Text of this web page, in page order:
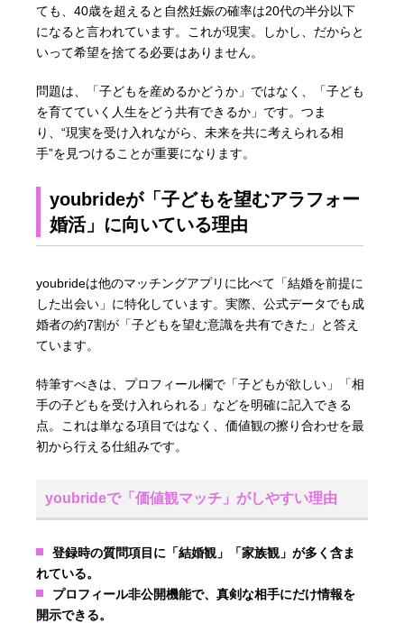
ても、40歳を超えると自然妊娠の確率は20代の半分以下
になると言われています。これが現実。しかし、だからと
いって希望を捨てる必要はありません。
問題は、「子どもを産めるかどうか」ではなく、「子ども
を育てていく人生をどう共有できるか」です。つま
り、“現実を受け入れながら、未来を共に考えられる相
手”を見つけることが重要になります。
youbrideが「子どもを望むアラフォー
婚活」に向いている理由
youbrideは他のマッチングアプリに比べて「結婚を前提に
した出会い」に特化しています。実際、公式データでも成
婚者の約7割が「子どもを望む意識を共有できた」と答え
ています。
特筆すべきは、プロフィール欄で「子どもが欲しい」「相
手の子どもを受け入れられる」などを明確に記入できる
点。これは単なる項目ではなく、価値観の擦り合わせを最
初から行える仕組みです。
youbrideで「価値観マッチ」がしやすい理由
登録時の質問項目に「結婚観」「家族観」が多く含ま
れている。
プロフィール非公開機能で、真剣な相手にだけ情報を
開示できる。